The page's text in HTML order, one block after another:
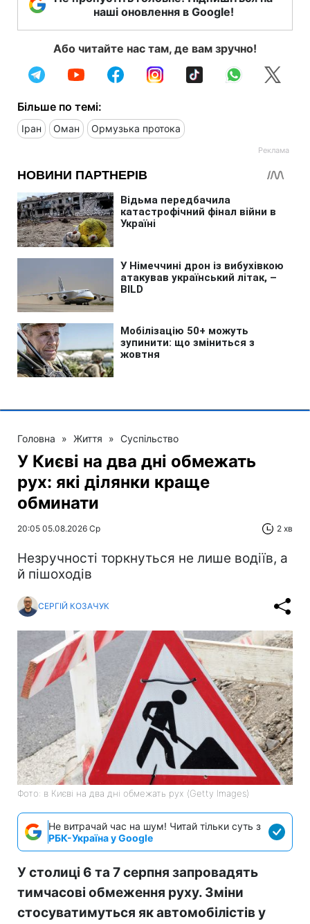
наші оновлення в Google!
Або читайте нас там, де вам зручно!
Більше по темі:
Іран Оман Ормузька протока
Головна » Життя » Суспільство
У Києві на два дні обмежать
рух: які ділянки краще
обминати
20:05 05.08.2026 Ср 2 хв
Незручності торкнуться не лише водіїв, а
й пішоходів
СЕРГІЙ КОЗАЧУК
Фото: в Києві на два дні обмежать рух (Getty Images)
Не витрачай час на шум! Читай тільки суть з
РБК-Україна у Google
У столиці 6 та 7 серпня запровадять
тимчасові обмеження руху. Зміни
стосуватимуться як автомобілістів у